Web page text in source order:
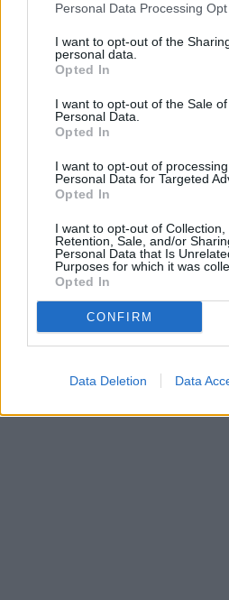
negar su consentimiento. Tenga
de su consentimiento, pero usted
rechazar tal procesamiento. Sus
cualquier momento entrando de
visitando nuestra política de
Personal Data Processing
I want to opt-out of the
personal data.
Opted In
I want to opt-out of the Sale
Personal Data.
Opted In
I want to opt-out of
Personal Data for Targeted
Opted In
I want to opt-out of Collection,
Retention, Sale, and/or
Personal Data that Is
Purposes for which it was
Opted In
CONFIRM
Data Deletion Data